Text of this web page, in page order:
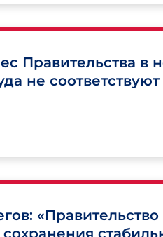
Правительства в
не